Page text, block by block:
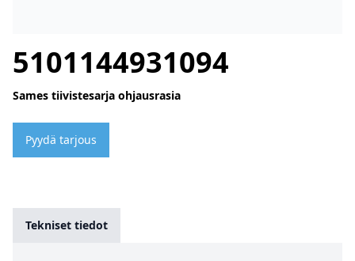
5101144931094
Sames tiivistesarja ohjausrasia
Pyydä tarjous
Tekniset tiedot